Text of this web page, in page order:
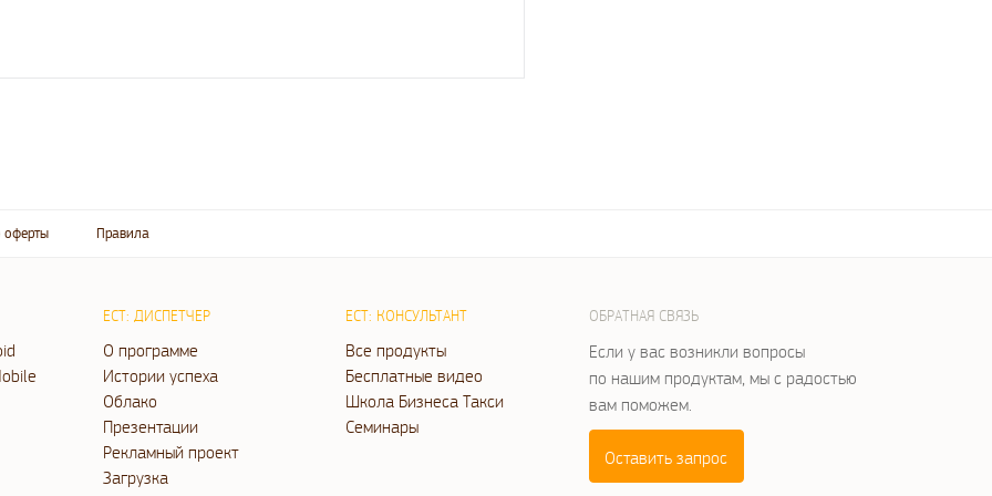
оферты Правила
ЕСТ: ДИСПЕТЧЕР
О программе
Истории успеха
Облако
Презентации
Рекламный проект
Загрузка
ЕСТ: КОНСУЛЬТАНТ
Все продукты
Бесплатные видео
Школа Бизнеса Такси
Семинары
ОБРАТНАЯ СВЯЗЬ
Если у вас возникли вопросы
по нашим продуктам, мы с радостью
вам поможем.
Оставить запрос